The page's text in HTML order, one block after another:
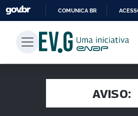
PARA
COMUNICA BR
AVISO: